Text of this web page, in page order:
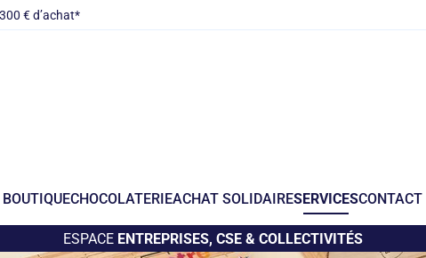
€ d’achat*
BOUTIQUECHOCOLATERIEACHAT SOLIDAIRESERVICESCONTACT
ESPACEENTREPRISES, CSE & COLLECTIVITÉS